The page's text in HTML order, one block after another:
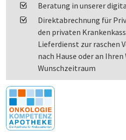
Beratung in unserer
Direktabrechnung für
den privaten
Lieferdienst zur raschen
nach Hause oder an
Wunschzeitraum